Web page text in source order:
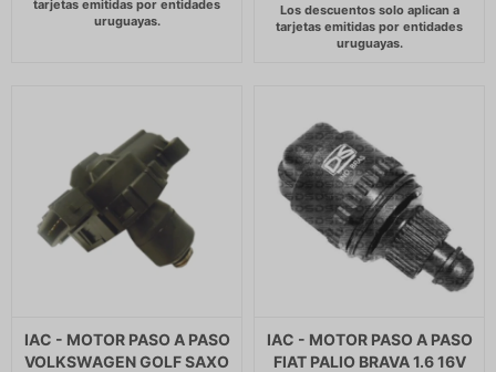
IAC - MOTOR PASO A PASO
VOLKSWAGEN GOLF SAXO
IAC - MOTOR PASO A PASO
FIAT PALIO BRAVA 1.6 16V